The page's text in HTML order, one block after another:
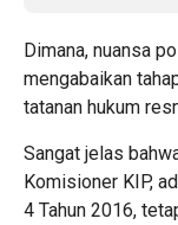
Dimana, nuansa
mengabaikan
tatanan hukum
Sangat jelas
Komisioner KIP,
4 Tahun 2016,